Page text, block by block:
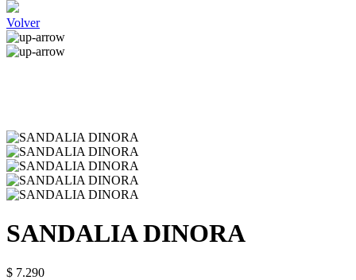
Volver
SANDALIA DINORA
$ 7.290